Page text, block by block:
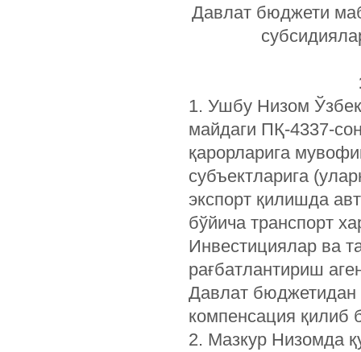
Давлат бюджети
1. Ушбу Низом
майдаги ПҚ-4337-
қарорларига
субъектларига
экспорт қилишда
бўйича транспорт
Инвестициялар ва
рағбатлантириш
Давлат бюджетидан
компенсация қилиб
2. Мазкур Низомда